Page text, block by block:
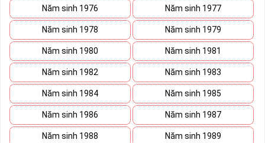
Năm sinh 1976 Năm sinh 1977
Năm sinh 1978 Năm sinh 1979
Năm sinh 1980 Năm sinh 1981
Năm sinh 1982 Năm sinh 1983
Năm sinh 1984 Năm sinh 1985
Năm sinh 1986 Năm sinh 1987
Năm sinh 1988 Năm sinh 1989